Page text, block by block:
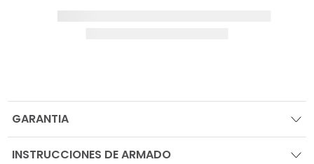
GARANTIA
INSTRUCCIONES DE ARMADO